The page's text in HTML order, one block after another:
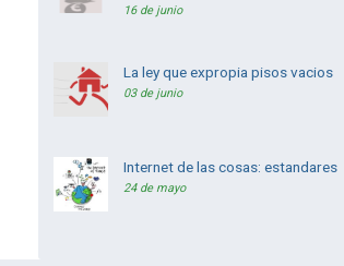
16 de junio
La ley que expropia pisos vacios
03 de junio
Internet de las cosas: estandares
24 de mayo